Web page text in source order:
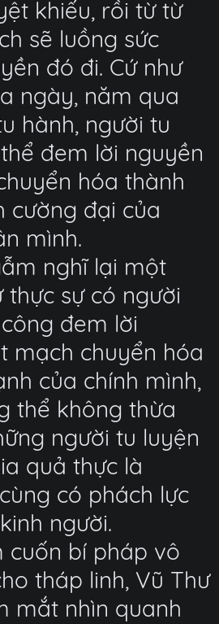
khiếu, rồi từ từ
sẽ luồng sức
đó đi. Cứ như
ngày, năm qua
hành, người tu
đem lời nguyền
hóa thành
cường đại của
mình.
nghĩ lại một
thực sự có người
đem lời
mạch chuyển hóa
của chính mình,
thể không thừa
người tu luyện
quả thực là
có phách lực
người.
cuốn bí pháp vô
tháp linh, Vũ Thư
mắt nhìn quanh